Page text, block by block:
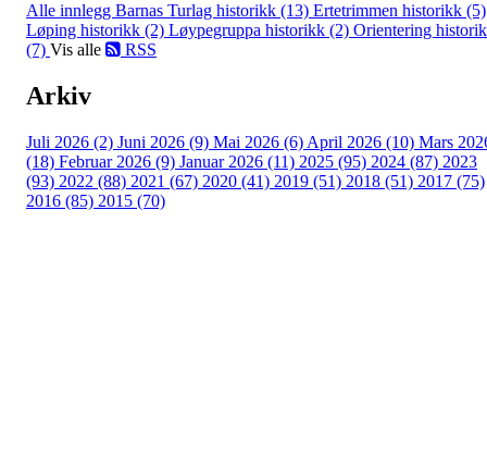
Alle innlegg Barnas Turlag historikk (13) Ertetrimmen historikk (5)
Løping historikk (2) Løypegruppa historikk (2) Orientering
(7) Vis alle RSS
Arkiv
Juli 2026 (2) Juni 2026 (9) Mai 2026 (6) April 2026 (10) Mars
(18) Februar 2026 (9) Januar 2026 (11) 2025 (95) 2024 (87) 2023
(93) 2022 (88) 2021 (67) 2020 (41) 2019 (51) 2018 (51) 2017 (75)
2016 (85) 2015 (70)